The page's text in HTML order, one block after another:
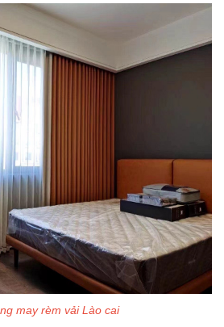
may rèm vải Lào cai